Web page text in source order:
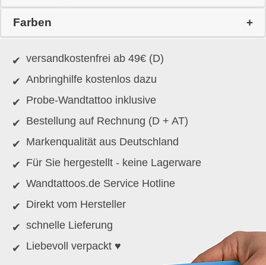
Farben
versandkostenfrei ab 49€ (D)
Anbringhilfe kostenlos dazu
Probe-Wandtattoo inklusive
Bestellung auf Rechnung (D + AT)
Markenqualität aus Deutschland
Für Sie hergestellt - keine Lagerware
Wandtattoos.de Service Hotline
Direkt vom Hersteller
schnelle Lieferung
Liebevoll verpackt ♥